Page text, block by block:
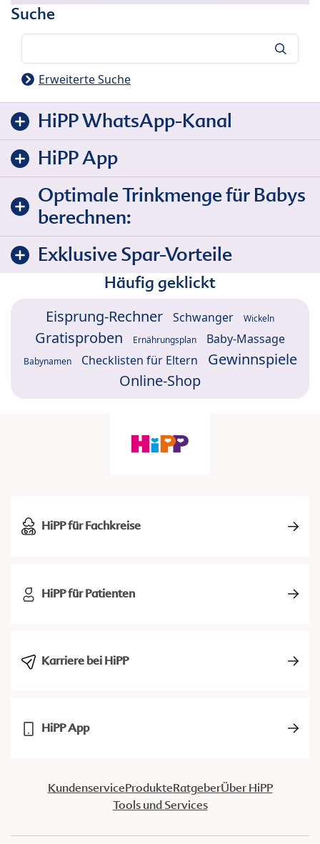
Suche
Erweiterte Suche
HiPP WhatsApp-Kanal
HiPP App
Optimale Trinkmenge für Babys
berechnen:
Exklusive Spar-Vorteile
Häufig geklickt
Eisprung-Rechner Schwanger Wickeln
Gratisproben Ernährungsplan Baby-Massage
Babynamen Checklisten für Eltern
Gewinnspiele
Online-Shop
HiPP für Fachkreise
HiPP für Patienten
Karriere bei HiPP
HiPP App
KundenserviceProdukteRatgeberÜber HiPP
Tools und Services